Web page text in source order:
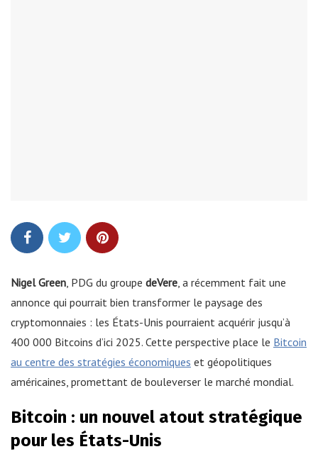
Nigel Green , PDG du groupe deVere , a récemment fait une
annonce qui pourrait bien transformer le paysage des
cryptomonnaies : les États-Unis pourraient acquérir jusqu’à
400 000 Bitcoins d’ici 2025. Cette perspective place le Bitcoin
au centre des stratégies économiques et géopolitiques
américaines, promettant de bouleverser le marché mondial.
Bitcoin : un nouvel atout stratégique
pour les États-Unis